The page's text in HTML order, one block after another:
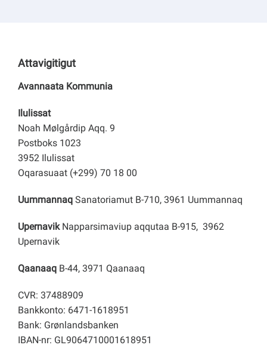
Attavigitigut
Avannaata Kommunia
Ilulissat
Noah Mølgårdip Aqq. 9
Postboks 1023
3952 Ilulissat
Oqarasuaat (+299) 70 18 00
Uummannaq Sanatoriamut B-710, 3961 Uummannaq
Upernavik Napparsimaviup aqqutaa B-915, 3962
Upernavik
Qaanaaq B-44, 3971 Qaanaaq
CVR: 37488909
Bankkonto: 6471-1618951
Bank: Grønlandsbanken
IBAN-nr: GL9064710001618951